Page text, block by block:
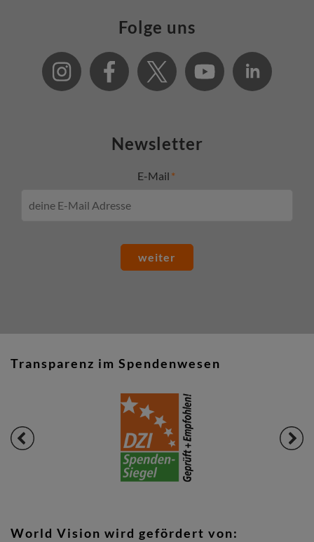
Folge uns
Newsletter
E-Mail
weiter
Transparenz im Spendenwesen
World Vision wird gefördert von: